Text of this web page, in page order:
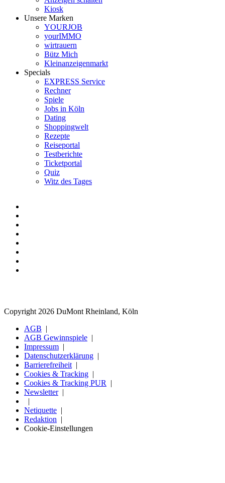
Kiosk
Unsere Marken
YOURJOB
yourIMMO
wirtrauern
Bütz Mich
Kleinanzeigenmarkt
Specials
EXPRESS Service
Rechner
Spiele
Jobs in Köln
Dating
Shoppingwelt
Rezepte
Reiseportal
Testberichte
Ticketportal
Quiz
Witz des Tages
Copyright 2026 DuMont Rheinland, Köln
AGB
AGB Gewinnspiele
Impressum
Datenschutzerklärung
Barrierefreiheit
Cookies & Tracking
Cookies & Tracking PUR
Newsletter
Netiquette
Redaktion
Cookie-Einstellungen